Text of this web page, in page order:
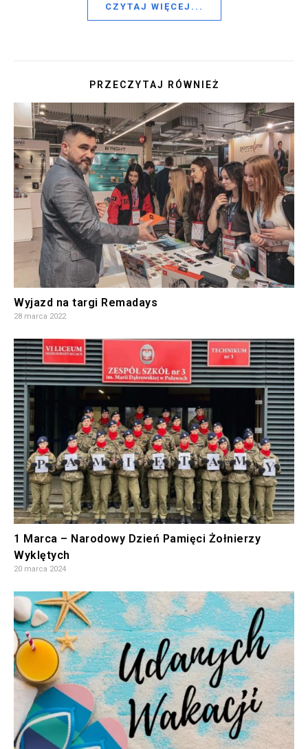
CZYTAJ WIĘCEJ...
PRZECZYTAJ RÓWNIEŻ
Wyjazd na targi Remadays
28 marca 2022
1 Marca – Narodowy Dzień Pamięci Żołnierzy
Wyklętych
20 marca 2024